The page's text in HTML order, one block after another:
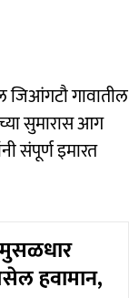
जिआंगटौ गावातील
सुमारास आग
संपूर्ण इमारत
हवामान,